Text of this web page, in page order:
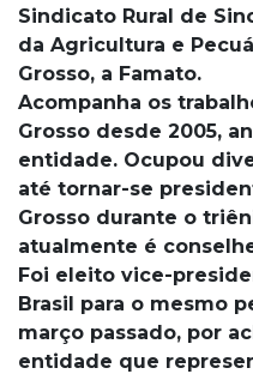
Sindicato Rural de
da Agricultura e
Grosso, a Famato.
Acompanha os
Grosso desde 2005,
entidade. Ocupou
até tornar-se
Grosso durante o
atualmente é
Foi eleito vice-
Brasil para o mesmo
março passado, por
entidade que